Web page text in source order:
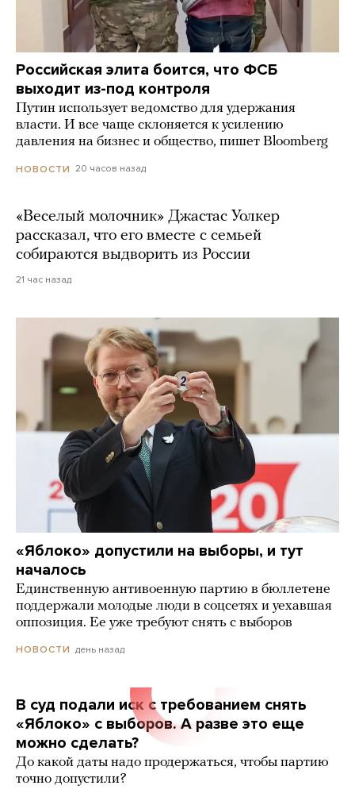
Российская элита боится, что ФСБ
выходит из-под контроля
Путин использует ведомство для удержания
власти. И все чаще склоняется к усилению
давления на бизнес и общество, пишет Bloomberg
НОВОСТИ 20 часов назад
«Веселый молочник» Джастас Уолкер
рассказал, что его вместе с семьей
собираются выдворить из России
21 час назад
«Яблоко» допустили на выборы, и тут
началось
Единственную антивоенную партию в бюллетене
поддержали молодые люди в соцсетях и уехавшая
оппозиция. Ее уже требуют снять с выборов
НОВОСТИ день назад
В суд подали иск с требованием снять
«Яблоко» с выборов. А разве это еще
можно сделать?
До какой даты надо продержаться, чтобы партию
точно допустили?